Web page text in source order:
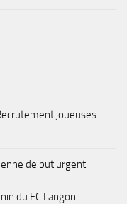
joueuses
de but urgent
du FC Langon